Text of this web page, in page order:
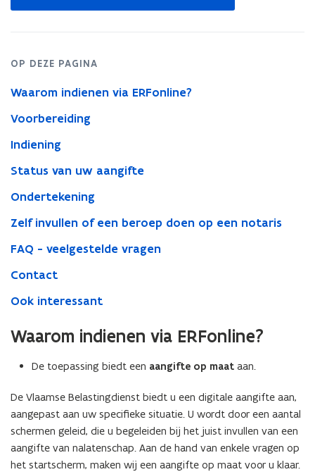
nieuw
OP DEZE PAGINA
Waarom indienen via ERFonline?
Voorbereiding
Indiening
Status van uw aangifte
Ondertekening
Zelf invullen of een beroep doen op een notaris
FAQ - veelgestelde vragen
Contact
Ook interessant
Waarom indienen via ERFonline?
De toepassing biedt een aangifte op maat aan.
De Vlaamse Belastingdienst biedt u een digitale aangifte aan,
aangepast aan uw specifieke situatie. U wordt door een aantal
schermen geleid, die u begeleiden bij het juist invullen van een
aangifte van nalatenschap. Aan de hand van enkele vragen op
het startscherm, maken wij een aangifte op maat voor u klaar.